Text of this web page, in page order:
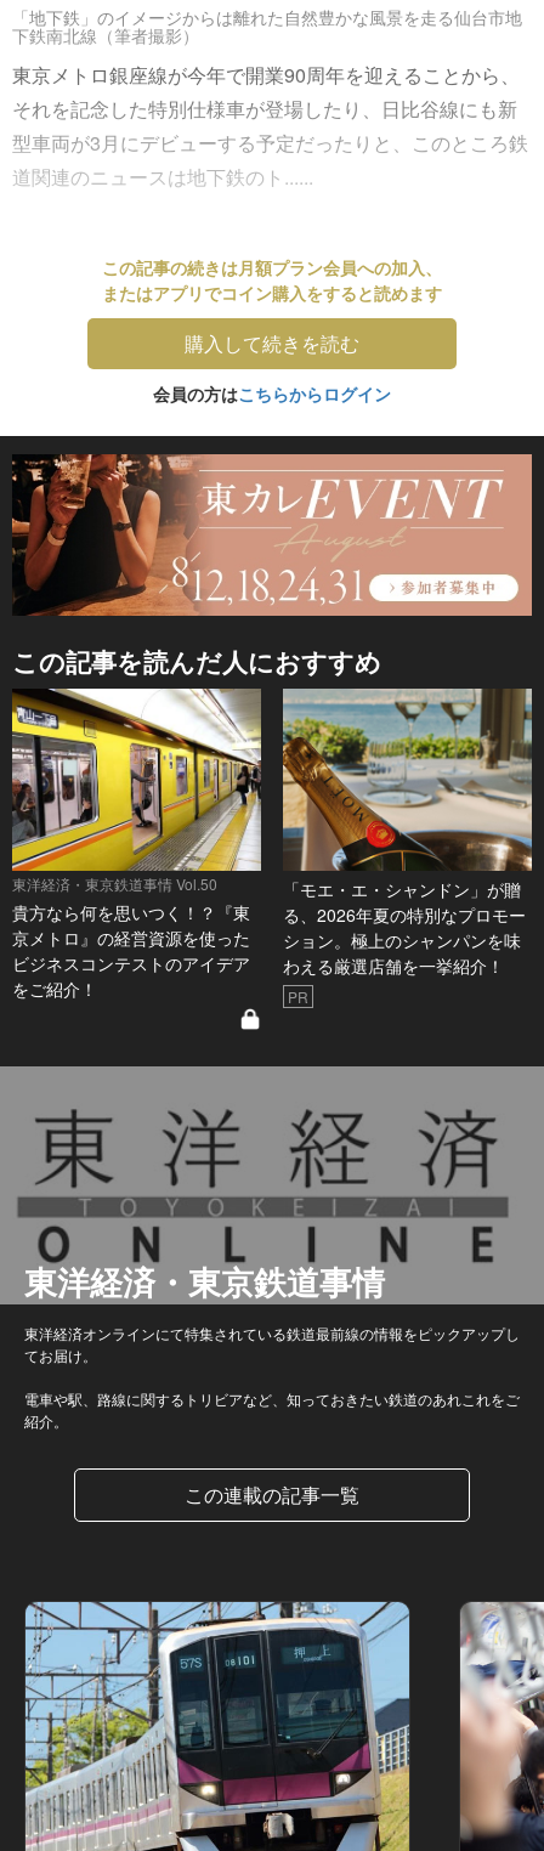
「地下鉄」のイメージからは離れた自然豊かな風景を走る仙台市地
下鉄南北線（筆者撮影）
東京メトロ銀座線が今年で開業90周年を迎えることから、
それを記念した特別仕様車が登場したり、日比谷線にも新
型車両が3月にデビューする予定だったりと、このところ鉄
道関連のニュースは地下鉄のト......
この記事の続きは月額プラン会員への加入、
またはアプリでコイン購入をすると読めます
購入して続きを読む
会員の方はこちらからログイン
この記事を読んだ人におすすめ
東洋経済・東京鉄道事情 Vol.50
貴方なら何を思いつく！？『東
京メトロ』の経営資源を使った
ビジネスコンテストのアイデア
をご紹介！
「モエ・エ・シャンドン」が贈
る、2026年夏の特別なプロモー
ション。極上のシャンパンを味
わえる厳選店舗を一挙紹介！
PR
東洋経済・東京鉄道事情
東洋経済オンラインにて特集されている鉄道最前線の情報をピックアップし
てお届け。
電車や駅、路線に関するトリビアなど、知っておきたい鉄道のあれこれをご
紹介。
この連載の記事一覧